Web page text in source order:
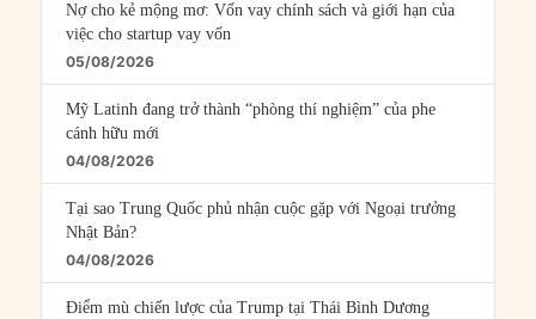
Nợ cho kẻ mộng mơ: Vốn vay chính sách và giới hạn của
việc cho startup vay vốn
05/08/2026
Mỹ Latinh đang trở thành “phòng thí nghiệm” của phe
cánh hữu mới
04/08/2026
Tại sao Trung Quốc phủ nhận cuộc gặp với Ngoại trưởng
Nhật Bản?
04/08/2026
Điểm mù chiến lược của Trump tại Thái Bình Dương